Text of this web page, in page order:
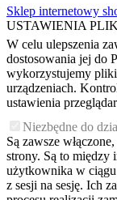
Sklep internetowy
USTAWIENIA
W celu ulepszenia
dostosowania jej do
wykorzystujemy pliki
urządzeniach.
ustawienia
Niezbędne do
Są zawsze
strony. Są to między
użytkownika w
z sesji na sesję. Ich